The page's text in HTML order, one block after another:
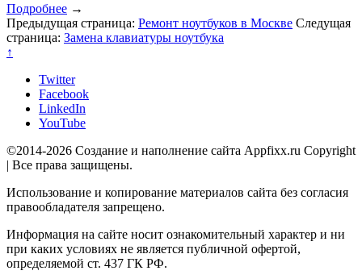
Подробнее →
Предыдущая страница: Ремонт ноутбуков в Москве Следущая
страница: Замена клавиатуры ноутбука
↑
Twitter
Facebook
LinkedIn
YouTube
©2014-2026 Создание и наполнение сайта Appfixx.ru Copyright
| Все права защищены.
Использование и копирование материалов сайта без согласия
правообладателя запрещено.
Информация на сайте носит ознакомительный характер и ни
при каких условиях не является публичной офертой,
определяемой ст. 437 ГК РФ.